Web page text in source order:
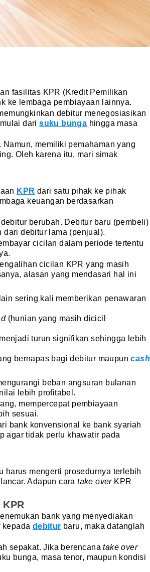
fasilitas KPR (Kredit Pemilikan
ke lembaga pembiayaan lainnya.
debitur menegosiasikan
mulai darisuku bunga hingga masa
memiliki pemahaman yang
Oleh karena itu, mari simak
KPR dari satu pihak ke pihak
keuangan berdasarkan
berubah. Debitur baru (pembeli)
dari debitur lama (penjual).
cicilan dalam periode tertentu
cicilan KPR yang masih
alasan yang mendasari hal ini
sering kali memberikan penawaran
(hunian yang masih dicicil
turun signifikan sehingga lebih
bernapas bagi debitur maupuncash
beban angsuran bulanan
lebih profitabel.
mempercepat pembiayaan
sesuai.
bank konvensional ke bank syariah
agar tidak perlu khawatir pada
harus mengerti prosedurnya terlebih
Adapun caratake over KPR
KPR
bank yang menyediakan
kepada debitur baru, maka datanglah
sepakat. Jika berencanatake over
bunga, masa tenor, maupun kondisi